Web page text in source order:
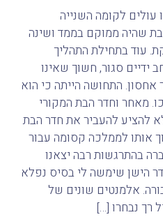
לקומה השנייה
שהיה ממוקם בממד ושינה
עוד בתחילת התהליך
ידיים סגור, חשוך שאינו
התחושה הייתה כי הוא
מאחר וחדר הבת המקורי
להציע להעביר את חדר הבת
אותו לממלכה קסומה עבור
בהתרגשות רבה יצאנו
הישן שימשה לי בסיס נפלא
אלמנטים שונים של
רך נבחרו […]